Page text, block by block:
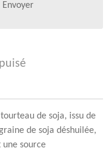
Envoyer
tourteau de soja, issu de
de soja déshuilée,
une source